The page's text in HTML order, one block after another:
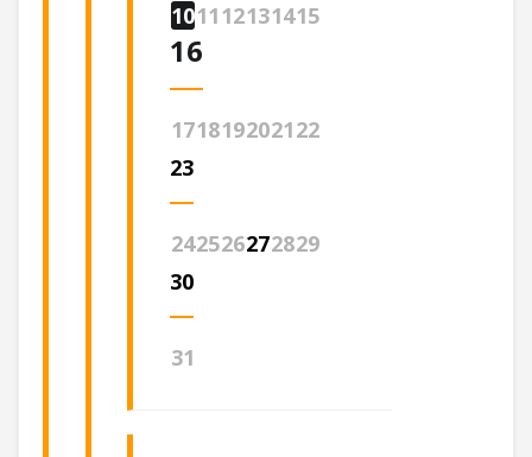
101112131415
16
171819202122
23
242526272829
30
31